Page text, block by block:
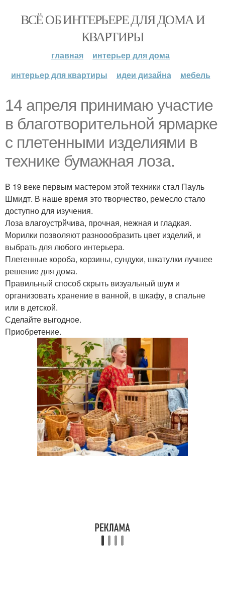
ВСЁ ОБ ИНТЕРЬЕРЕ ДЛЯ ДОМА И
КВАРТИРЫ
главная
интерьер для дома
интерьер для квартиры
идеи дизайна мебель
14 апреля принимаю участие
в благотворительной ярмарке
с плетенными изделиями в
технике бумажная лоза.
В 19 веке первым мастером этой техники стал Пауль
Шмидт. В наше время это творчество, ремесло стало
доступно для изучения.
Лоза влагоустрйчива, прочная, нежная и гладкая.
Морилки позволяют разноообразить цвет изделий, и
выбрать для любого интерьера.
Плетенные короба, корзины, сундуки, шкатулки лучшее
решение для дома.
Правильный способ скрыть визуальный шум и
организовать хранение в ванной, в шкафу, в спальне
или в детской.
Сделайте выгодное.
Приобретение.